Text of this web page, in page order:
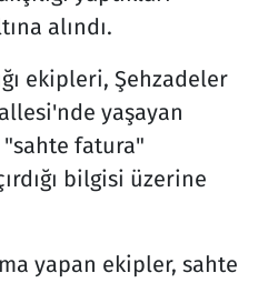
alındı.
ekipleri, Şehzadeler
yaşayan
fatura"
bilgisi üzerine
yapan ekipler, sahte